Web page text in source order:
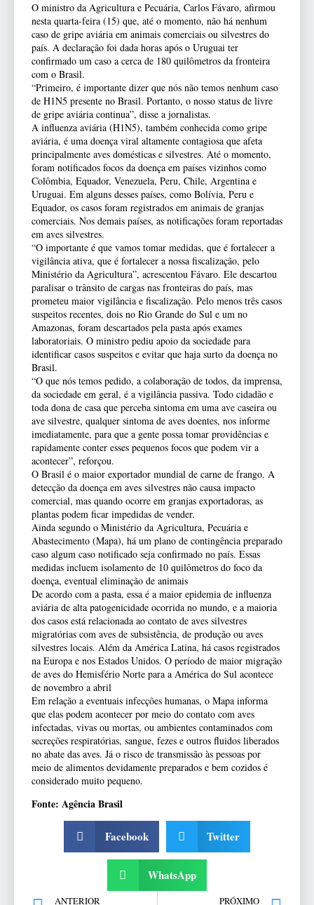
O ministro da Agricultura e Pecuária, Carlos Fávaro, afirmou
nesta quarta-feira (15) que, até o momento, não há nenhum
caso de gripe aviária em animais comerciais ou silvestres do
país. A declaração foi dada horas após o Uruguai ter
confirmado um caso a cerca de 180 quilômetros da fronteira
com o Brasil.
“Primeiro, é importante dizer que nós não temos nenhum caso
de H1N5 presente no Brasil. Portanto, o nosso status de livre
de gripe aviária continua”, disse a jornalistas.
A influenza aviária (H1N5), também conhecida como gripe
aviária, é uma doença viral altamente contagiosa que afeta
principalmente aves domésticas e silvestres. Até o momento,
foram notificados focos da doença em países vizinhos como
Colômbia, Equador, Venezuela, Peru, Chile, Argentina e
Uruguai. Em alguns desses países, como Bolívia, Peru e
Equador, os casos foram registrados em animais de granjas
comerciais. Nos demais países, as notificações foram reportadas
em aves silvestres.
“O importante é que vamos tomar medidas, que é fortalecer a
vigilância ativa, que é fortalecer a nossa fiscalização, pelo
Ministério da Agricultura”, acrescentou Fávaro. Ele descartou
paralisar o trânsito de cargas nas fronteiras do país, mas
prometeu maior vigilância e fiscalização. Pelo menos três casos
suspeitos recentes, dois no Rio Grande do Sul e um no
Amazonas, foram descartados pela pasta após exames
laboratoriais. O ministro pediu apoio da sociedade para
identificar casos suspeitos e evitar que haja surto da doença no
Brasil.
“O que nós temos pedido, a colaboração de todos, da imprensa,
da sociedade em geral, é a vigilância passiva. Todo cidadão e
toda dona de casa que perceba sintoma em uma ave caseira ou
ave silvestre, qualquer sintoma de aves doentes, nos informe
imediatamente, para que a gente possa tomar providências e
rapidamente conter esses pequenos focos que podem vir a
acontecer”, reforçou.
O Brasil é o maior exportador mundial de carne de frango. A
detecção da doença em aves silvestres não causa impacto
comercial, mas quando ocorre em granjas exportadoras, as
plantas podem ficar impedidas de vender.
Ainda segundo o Ministério da Agricultura, Pecuária e
Abastecimento (Mapa), há um plano de contingência preparado
caso algum caso notificado seja confirmado no país. Essas
medidas incluem isolamento de 10 quilômetros do foco da
doença, eventual eliminação de animais
De acordo com a pasta, essa é a maior epidemia de influenza
aviária de alta patogenicidade ocorrida no mundo, e a maioria
dos casos está relacionada ao contato de aves silvestres
migratórias com aves de subsistência, de produção ou aves
silvestres locais. Além da América Latina, há casos registrados
na Europa e nos Estados Unidos. O período de maior migração
de aves do Hemisfério Norte para a América do Sul acontece
de novembro a abril
Em relação a eventuais infecções humanas, o Mapa informa
que elas podem acontecer por meio do contato com aves
infectadas, vivas ou mortas, ou ambientes contaminados com
secreções respiratórias, sangue, fezes e outros fluidos liberados
no abate das aves. Já o risco de transmissão às pessoas por
meio de alimentos devidamente preparados e bem cozidos é
considerado muito pequeno.
Fonte: Agência Brasil
Facebook Twitter
WhatsApp
ANTERIOR PRÓXIMO